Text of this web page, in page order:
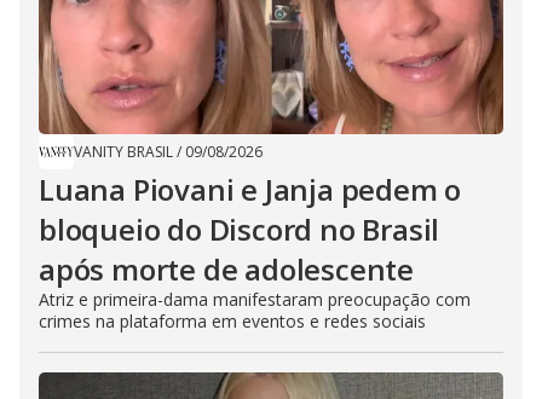
VANITY BRASIL/ 09/08/2026
Luana Piovani e Janja pedem o
bloqueio do Discord no Brasil
após morte de adolescente
Atriz e primeira-dama manifestaram preocupação com
crimes na plataforma em eventos e redes sociais